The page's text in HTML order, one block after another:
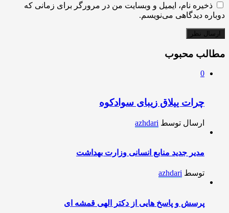
ذخیره نام، ایمیل و وبسایت من در مرورگر برای زمانی که
دوباره دیدگاهی می‌نویسم.
مطالب محبوب
0
چرات ییلاق زیبای سوادکوه
ارسال توسط azhdari
مدیر جدید منابع انسانی وزارت بهداشت
توسط azhdari
پرسش و پاسخ هایی از دکتر الهی قمشه ای